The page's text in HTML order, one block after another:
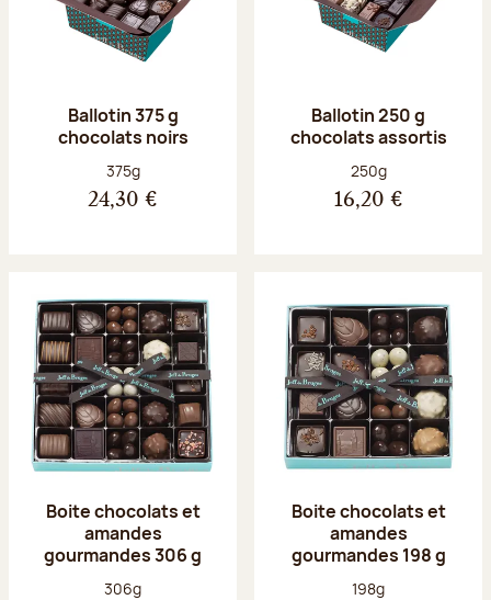
Ballotin 375 g
chocolats noirs
Poids net :
375g
24,30 €
Ballotin 250 g
chocolats assortis
Poids net :
250g
16,20 €
Boite chocolats et
amandes
gourmandes 306 g
Poids net :
306g
Boite chocolats et
amandes
gourmandes 198 g
Poids net :
198g